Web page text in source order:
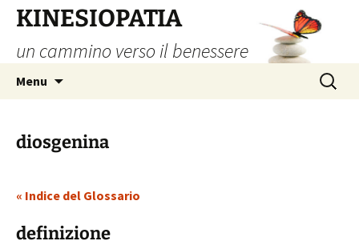
contenuto
KINESIOPATIA
un cammino verso il benessere
Menu
Ricerca
per:
diosgenina
« Indice del Glossario
definizione